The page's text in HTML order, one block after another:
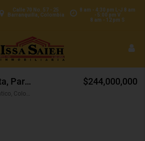
8 am - 4:30 pm L-J 8 am
- 5:00 pm V
8 am - 12 pm S
Calle 70 No. 57 - 25
Barranquilla, Colombia
Apartamento Venta, Paraíso, Barranquilla (28644)
Paraíso, Barranquilla, Atlántico, Colombia
$244,000,000